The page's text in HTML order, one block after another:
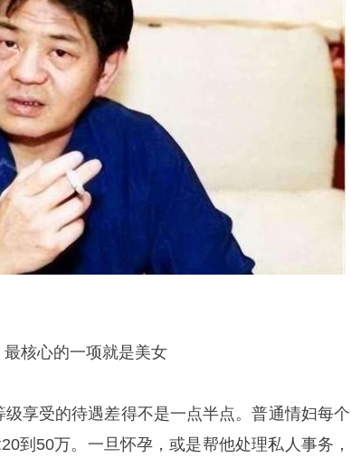
核心的一项就是美女
享受的待遇差得不是一点半点。普通情妇每个
到50万。一旦怀孕，或是帮他处理私人事务，